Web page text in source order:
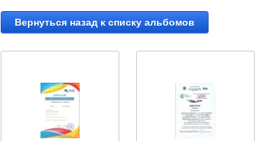
Вернуться назад к списку альбомов